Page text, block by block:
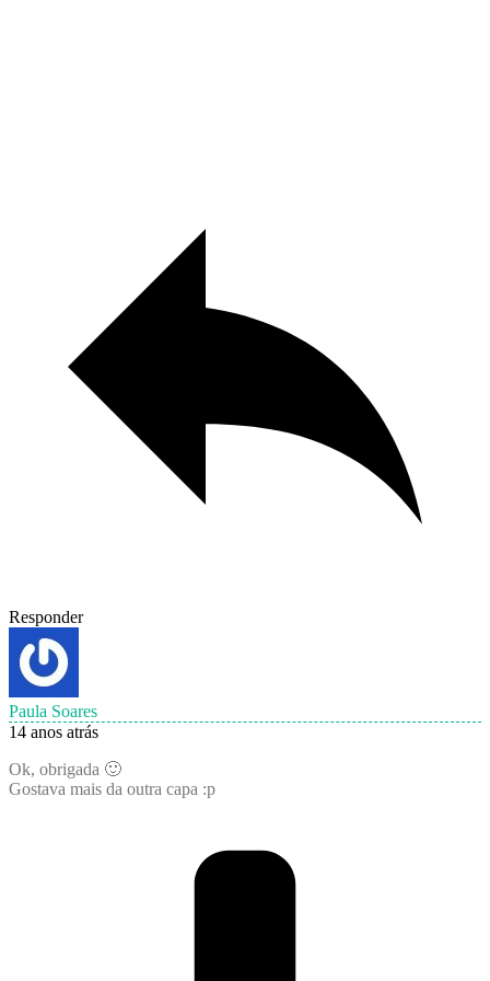
Responder
Paula Soares
14 anos atrás
Ok, obrigada 🙂
Gostava mais da outra capa :p